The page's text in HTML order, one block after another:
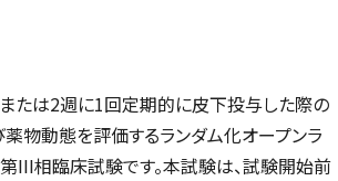
たは2週に1回定期的に皮下投与した際の
物動態を評価するランダム化オープンラ
III相臨床試験です。本試験は、試験開始前